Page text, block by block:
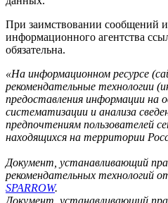
коммуникаций (Роскомнадзор)
ФС 77 – 85577)
Учредитель: ООО
Главный редактор: Оксак
Адрес редакции:
127018, Россия, г.Москва, ул.
Тел.+7(499) 112-35-89 E-mail:
Информация на сайте
«Функционирует при
Министерства цифрового
коммуникаций Российской